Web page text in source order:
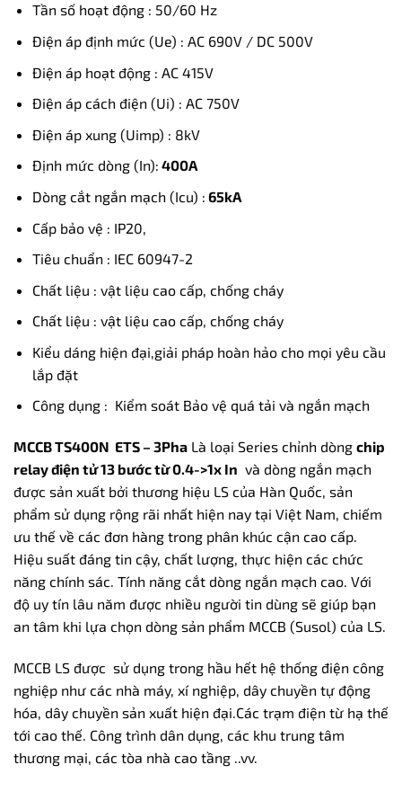
Tần số hoạt động : 50/60 Hz
Điện áp định mức (Ue) : AC 690V / DC 500V
Điện áp hoạt động : AC 415V
Điện áp cách điện (Ui) : AC 750V
Điện áp xung (Uimp) : 8kV
Định mức dòng (In): 400A
Dòng cắt ngắn mạch (Icu) : 65kA
Cấp bảo vệ : IP20,
Tiêu chuẩn : IEC 60947-2
Chất liệu : vật liệu cao cấp, chống cháy
Chất liệu : vật liệu cao cấp, chống cháy
Kiểu dáng hiện đại,giải pháp hoàn hảo cho mọi yêu cầu
lắp đặt
Công dụng : Kiểm soát Bảo vệ quá tải và ngắn mạch
MCCB TS400N ETS – 3Pha Là loại Series chỉnh dòng chip
relay điện tử 13 bước từ 0.4->1x In và dòng ngắn mạch
được sản xuất bởi thương hiệu LS của Hàn Quốc, sản
phẩm sử dụng rộng rãi nhất hiện nay tại Việt Nam, chiếm
ưu thế về các đơn hàng trong phân khúc cận cao cấp.
Hiệu suất đáng tin cậy, chất lượng, thực hiện các chức
năng chính sác. Tính năng cắt dòng ngắn mạch cao. Với
độ uy tín lâu năm được nhiều người tin dùng sẽ giúp bạn
an tâm khi lựa chọn dòng sản phẩm MCCB (Susol) của LS.
MCCB LS được sử dụng trong hầu hết hệ thống điện công
nghiệp như các nhà máy, xí nghiệp, dây chuyền tự động
hóa, dây chuyền sản xuất hiện đại.Các trạm điện từ hạ thế
tới cao thế. Công trình dân dụng, các khu trung tâm
thương mại, các tòa nhà cao tầng ..vv.